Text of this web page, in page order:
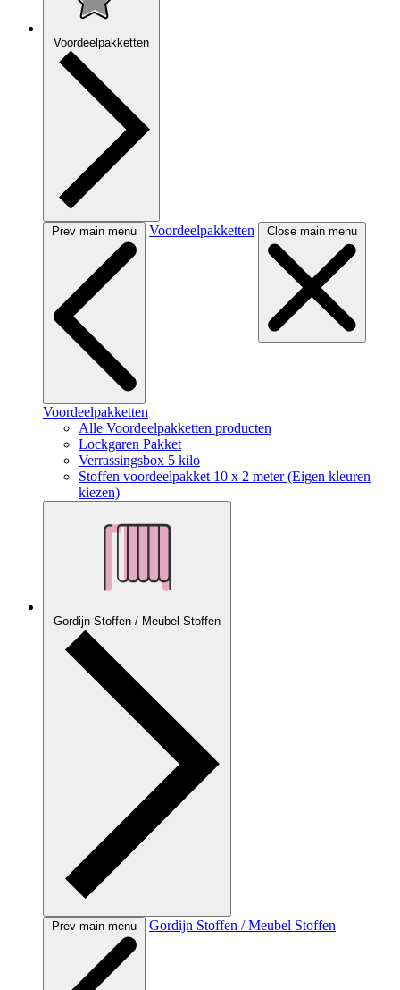
Voordeelpakketten
Prev main menu Voordeelpakketten Close main menu
Voordeelpakketten
Alle Voordeelpakketten producten
Lockgaren Pakket
Verrassingsbox 5 kilo
Stoffen voordeelpakket 10 x 2 meter (Eigen kleuren
kiezen)
Gordijn Stoffen / Meubel Stoffen
Prev main menu Gordijn Stoffen / Meubel Stoffen